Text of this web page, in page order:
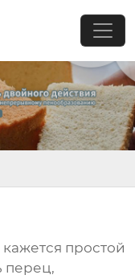
кажется простой
перец,